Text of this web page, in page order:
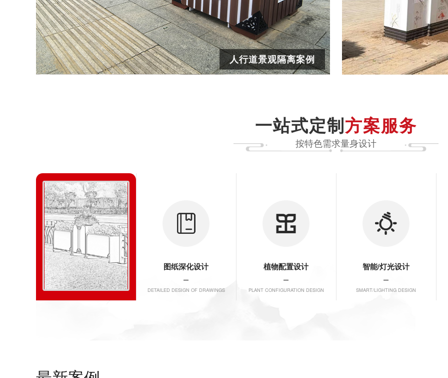
人行道景观隔离案例
一站式定制方案服务
按特色需求量身设计
效果图设计
EFFECT DRAWING DESIGN
图纸深化设计
DETAILED DESIGN OF DRAWINGS
植物配置设计
PLANT CONFIGURATION DESIGN
植物配置设计
智能/灯光设计
SMART/LIGHTING DESIGN
智能/灯光设计